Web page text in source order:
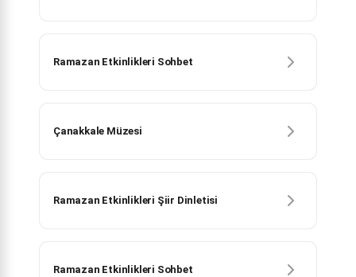
Ramazan Etkinlikleri Sohbet
Çanakkale Müzesi
Ramazan Etkinlikleri Şiir Dinletisi
Ramazan Etkinlikleri Sohbet